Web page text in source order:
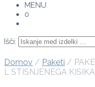
MENU
0
Išči:
Domov / Paketi /
L STISNJENEGA